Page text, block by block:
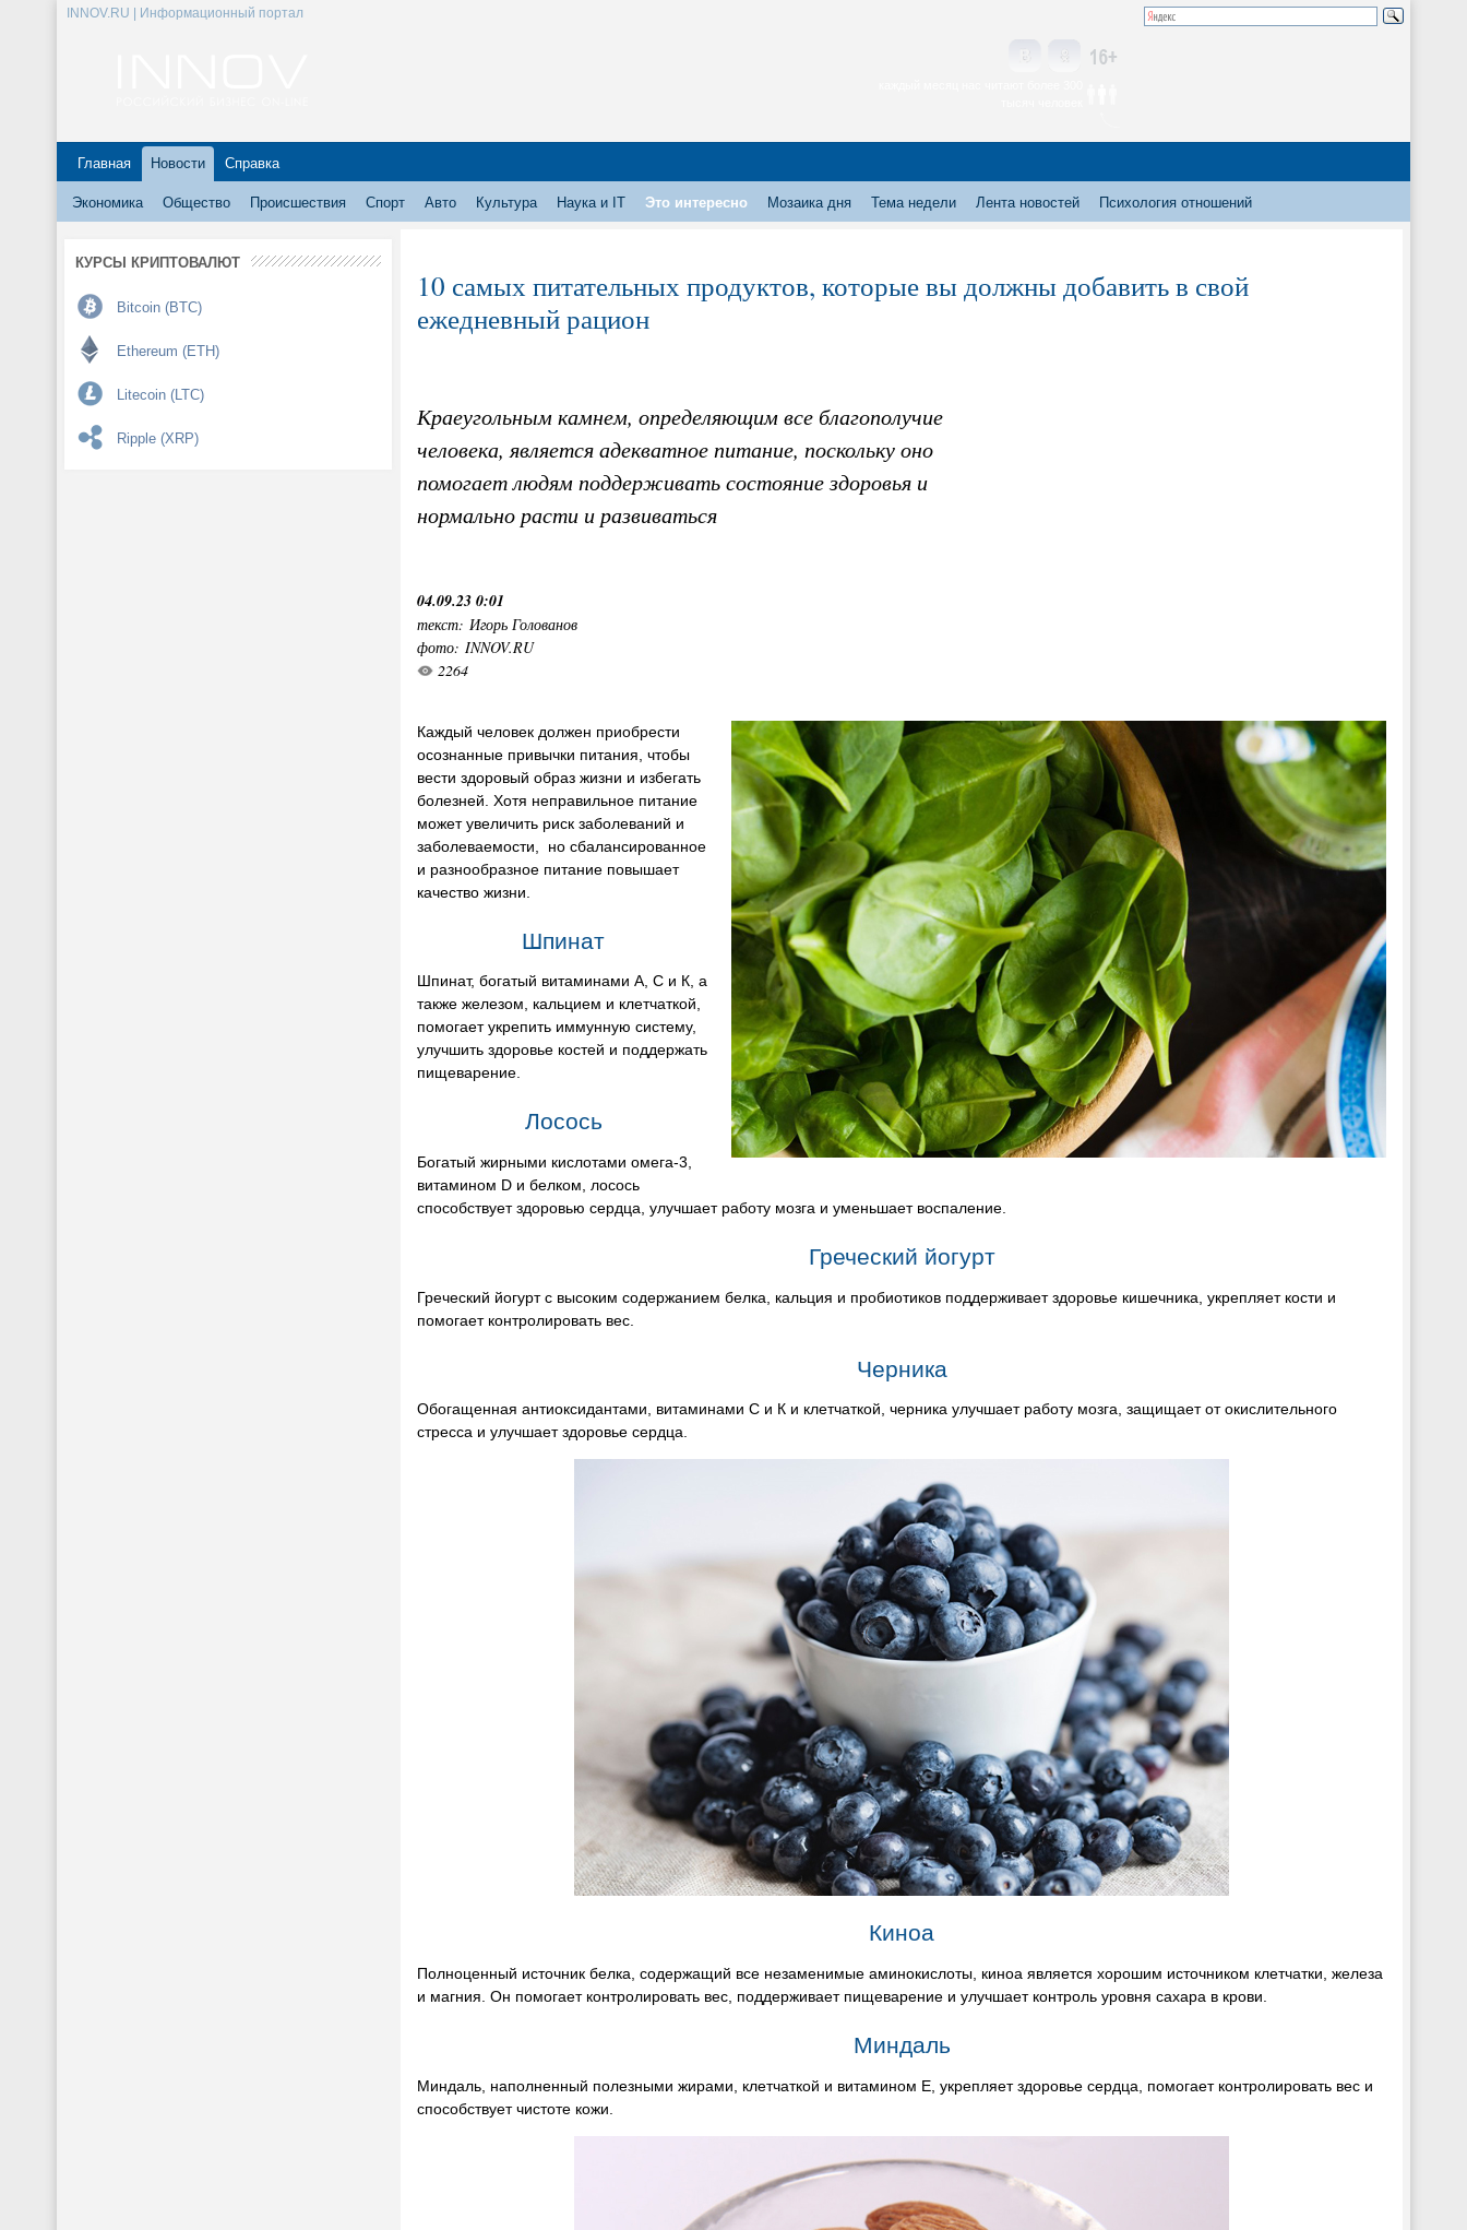
INNOV.RU | Информационный портал
Главная Новости Справка
Экономика Общество Происшествия Спорт Авто Культура Наука и IT Это интересно Мозаика дня Тема недели Лента новостей Психология отношений
КУРСЫ КРИПТОВАЛЮТ
Bitcoin (BTC)
Ethereum (ETH)
Litecoin (LTC)
Ripple (XRP)
10 самых питательных продуктов, которые вы должны добавить в свой
ежедневный рацион
Краеугольным камнем, определяющим все благополучие
человека, является адекватное питание, поскольку оно
помогает людям поддерживать состояние здоровья и
нормально расти и развиваться
04.09.23 0:01
текст: Игорь Голованов
фото: INNOV.RU
2264
Каждый человек должен приобрести
осознанные привычки питания, чтобы
вести здоровый образ жизни и избегать
болезней. Хотя неправильное питание
может увеличить риск заболеваний и
заболеваемости, но сбалансированное
и разнообразное питание повышает
качество жизни.
Шпинат
Шпинат, богатый витаминами А, С и К, а
также железом, кальцием и клетчаткой,
помогает укрепить иммунную систему,
улучшить здоровье костей и поддержать
пищеварение.
Лосось
Богатый жирными кислотами омега-3,
витамином D и белком, лосось
способствует здоровью сердца, улучшает работу мозга и уменьшает воспаление.
Греческий йогурт
Греческий йогурт с высоким содержанием белка, кальция и пробиотиков поддерживает здоровье кишечника, укрепляет кости и
помогает контролировать вес.
Черника
Обогащенная антиоксидантами, витаминами С и К и клетчаткой, черника улучшает работу мозга, защищает от окислительного
стресса и улучшает здоровье сердца.
Киноа
Полноценный источник белка, содержащий все незаменимые аминокислоты, киноа является хорошим источником клетчатки, железа
и магния. Он помогает контролировать вес, поддерживает пищеварение и улучшает контроль уровня сахара в крови.
Миндаль
Миндаль, наполненный полезными жирами, клетчаткой и витамином Е, укрепляет здоровье сердца, помогает контролировать вес и
способствует чистоте кожи.